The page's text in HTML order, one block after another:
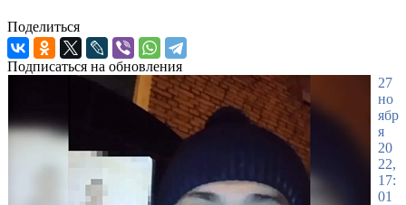
Поделиться
Подписаться на обновления
27
но
ябр
я
20
22,
17:
01